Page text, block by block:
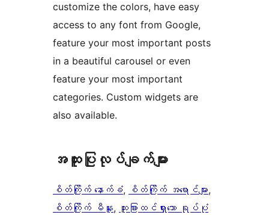
customize the colors, have easy
access to any font from Google,
feature your most important posts
in a beautiful carousel or even
feature your most important
categories. Custom widgets are
also available.
အ​ထူး​ပြု​လုပ်​ချက်​များ
စိတ်ကြိုက် နောက်ခံ, စိတ်ကြိုက် အရောင်များ
စိတ်ကြိုက် မီနူး, ထူးခြားထင်ရှားသော ရုပ်ပုံ